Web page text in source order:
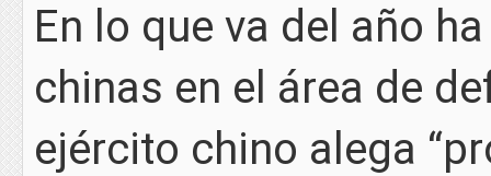
En lo que va del año
chinas en el área de
ejército chino alega